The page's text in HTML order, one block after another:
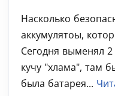
Насколько
аккумулятоы,
Сегодня выменял
кучу "хлама", там
была батарея...